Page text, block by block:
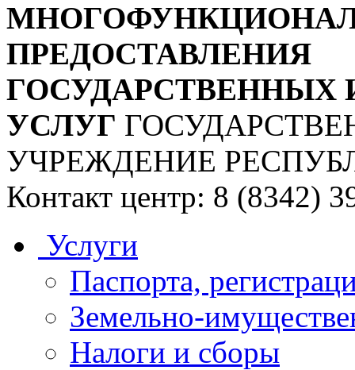
ПРЕДОСТАВЛЕНИЯ
УСЛУГ
УЧРЕЖДЕНИЕ
Контакт центр: 8 (8342)
Услуги
Паспорта,
Земельно-
Налоги и сборы